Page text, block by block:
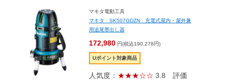
マキタ電動工具
マキタ SK507GDZN 充電式屋内・屋外兼
用追尾墨出し器
172,980 円(税込190,278円)
Uポイント対象商品
人気度： ★★★☆☆ 3.8 評価